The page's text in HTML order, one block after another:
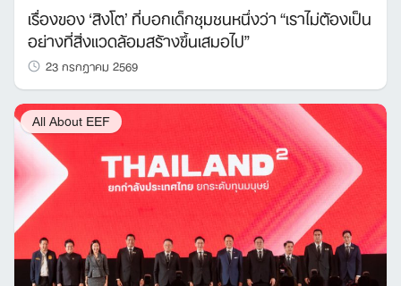
เรื่องของ ‘สิงโต’ ที่บอกเด็กชุมชนหนึ่งว่า “เราไม่ต้องเป็น
อย่างที่สิ่งแวดล้อมสร้างขึ้นเสมอไป”
23 กรกฎาคม 2569
All About EEF